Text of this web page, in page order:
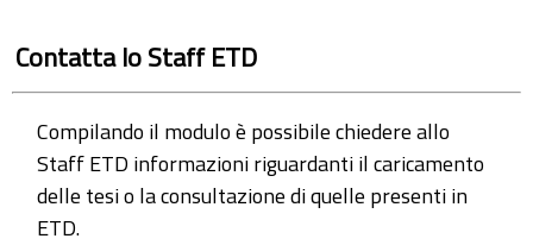
Contatta lo Staff ETD
Compilando il modulo è possibile chiedere allo
Staff ETD informazioni riguardanti il caricamento
delle tesi o la consultazione di quelle presenti in
ETD.